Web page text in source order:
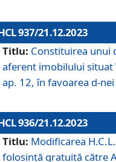
937/21.12.2023
Titlu: Constituirea unui
aferent imobilului situat
ap. 12, în favoarea d-
936/21.12.2023
Titlu: Modificarea
folosinţă gratuită către